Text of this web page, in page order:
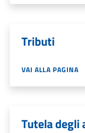
Tributi
VAI ALLA PAGINA
Tutela degli